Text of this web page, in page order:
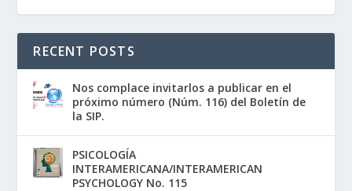
RECENT POSTS
Nos complace invitarlos a publicar en el
próximo número (Núm. 116) del Boletín de
la SIP.
PSICOLOGÍA
INTERAMERICANA/INTERAMERICAN
PSYCHOLOGY No. 115